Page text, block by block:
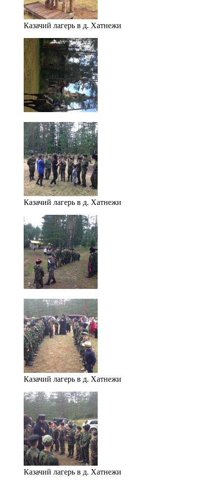
Казачий лагерь в д. Хатнежи
Казачий лагерь в д. Хатнежи
Казачий лагерь в д. Хатнежи
Казачий лагерь в д. Хатнежи